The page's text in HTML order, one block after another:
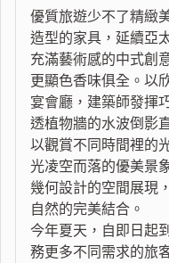
優質旅遊少不了精緻
造型的家具，延續亞
充滿藝術感的中式創
更顯色香味俱全。以
宴會廳，建築師發揮
透植物牆的水波倒影
以觀賞不同時間裡的
光凌空而落的優美景
幾何設計的空間展現
自然的完美結合。
今年夏天，自即日起
務更多不同需求的旅